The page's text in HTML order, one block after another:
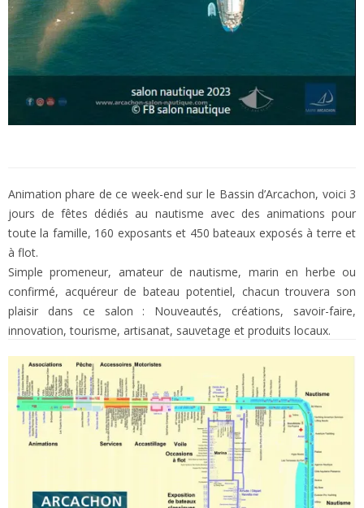
Animation phare de ce week-end sur le Bassin d’Arcachon, voici 3
jours de fêtes dédiés au nautisme avec des animations pour
toute la famille, 160 exposants et 450 bateaux exposés à terre et
à flot.
Simple promeneur, amateur de nautisme, marin en herbe ou
confirmé, acquéreur de bateau potentiel, chacun trouvera son
plaisir dans ce salon : Nouveautés, créations, savoir-faire,
innovation, tourisme, artisanat, sauvetage et produits locaux.